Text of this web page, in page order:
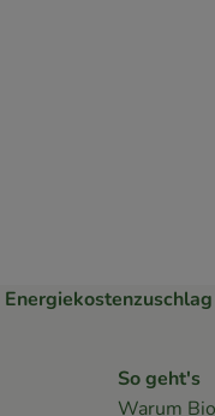
So geht's
Warum